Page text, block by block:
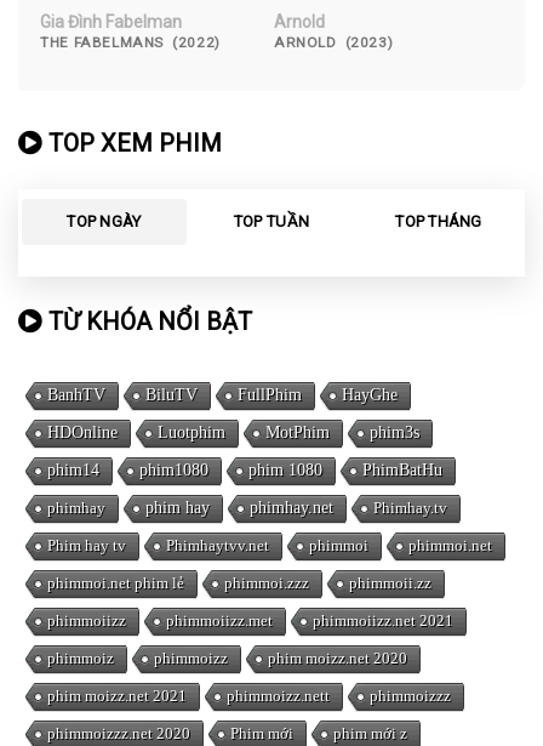
Gia Đình Fabelman
THE FABELMANS (2022)
Arnold
ARNOLD (2023)
TOP XEM PHIM
TOP NGÀY TOP TUẦN TOP THÁNG
TỪ KHÓA NỔI BẬT
BanhTV BiluTV FullPhim HayGhe
HDOnline Luotphim MotPhim phim3s
phim14 phim1080 phim 1080 PhimBatHu
phimhay phim hay phimhay.net Phimhay.tv
Phim hay tv Phimhaytvv.net phimmoi phimmoi.net
phimmoi.net phim lẻ phimmoi.zzz phimmoii.zz
phimmoiizz phimmoiizz.met phimmoiizz.net 2021
phimmoiz phimmoizz phim moizz.net 2020
phim moizz.net 2021 phimmoizz.nett phimmoizzz
phimmoizzz.net 2020 Phim mới phim mới z